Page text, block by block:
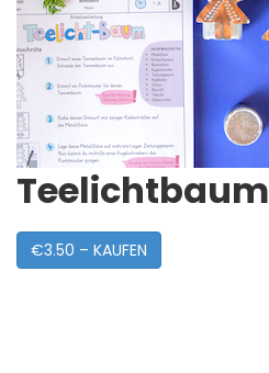
Teelichtbaum
€3.50 – KAUFEN